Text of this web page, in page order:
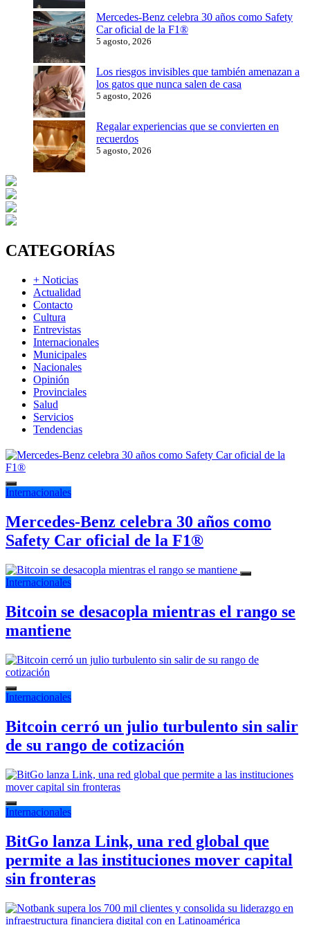
Mercedes-Benz celebra 30 años como Safety
Car oficial de la F1®
5 agosto, 2026
Los riesgos invisibles que también amenazan a
los gatos que nunca salen de casa
5 agosto, 2026
Regalar experiencias que se convierten en
recuerdos
5 agosto, 2026
CATEGORÍAS
+ Noticias
Actualidad
Contacto
Cultura
Entrevistas
Internacionales
Municipales
Nacionales
Opinión
Provinciales
Salud
Servicios
Tendencias
Internacionales
Mercedes-Benz celebra 30 años como
Safety Car oficial de la F1®
Internacionales
Bitcoin se desacopla mientras el rango se
mantiene
Internacionales
Bitcoin cerró un julio turbulento sin salir
de su rango de cotización
Internacionales
BitGo lanza Link, una red global que
permite a las instituciones mover capital
sin fronteras